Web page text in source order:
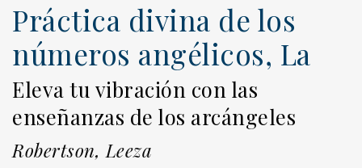
Práctica divina de los
números angélicos, La
Eleva tu vibración con las
enseñanzas de los arcángeles
Robertson, Leeza